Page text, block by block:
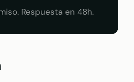
Respuesta en 48h.